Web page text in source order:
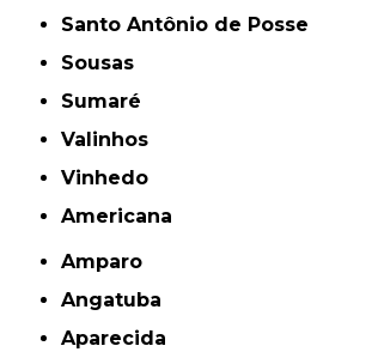
Santo Antônio de Posse
Sousas
Sumaré
Valinhos
Vinhedo
americana
Amparo
Angatuba
Aparecida